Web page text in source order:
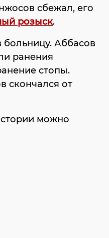
сбежал, его
розыск.
Аббасов
ранения
стопы.
скончался от
можно